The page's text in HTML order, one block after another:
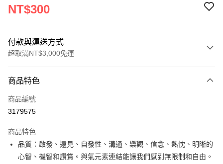
NT$300
付款與運送方式
超取滿NT$3,000免運
信用卡一次付款
超商取貨付款
Apple Pay
街口支付
商品特色
商品編號
3179575
商品特色
品質：啟發、遠見、自發性、溝通、樂觀、信念、熱忱、明晰的
心智、機智和讚賞。與氣元素連結能讓我們感到無限制和自由。